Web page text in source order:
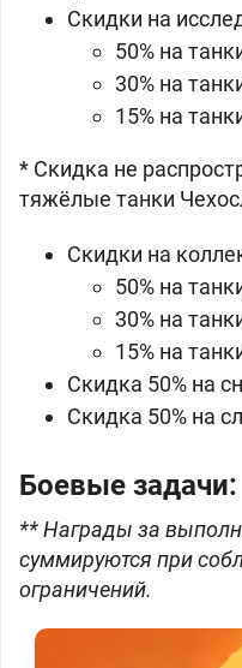
Скидки на
50% на
30% на
15% на
* Скидка не
тяжёлые танки
Скидки на
50% на
30% на
15% на
Скидка 50% на
Скидка 50% на
Боевые задачи:
** Награды за
суммируются при
ограничений.